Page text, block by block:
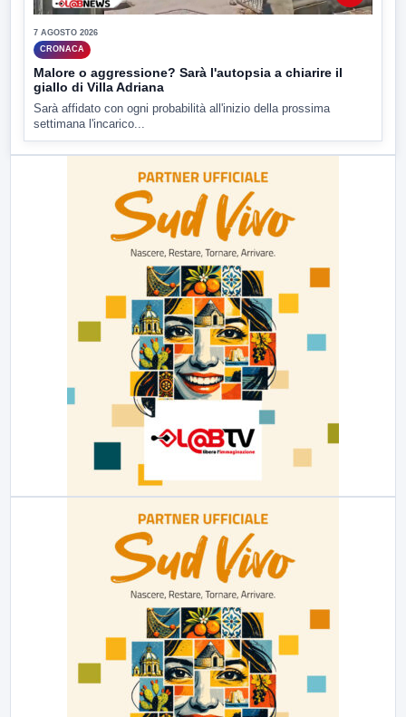
7 AGOSTO 2026
CRONACA
Malore o aggressione? Sarà l'autopsia a chiarire il
giallo di Villa Adriana
Sarà affidato con ogni probabilità all'inizio della prossima
settimana l'incarico...